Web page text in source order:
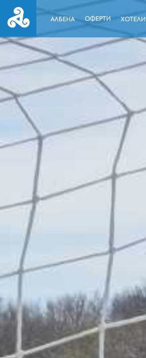
АЛБЕНА ОФЕРТИ ХОТЕЛИ